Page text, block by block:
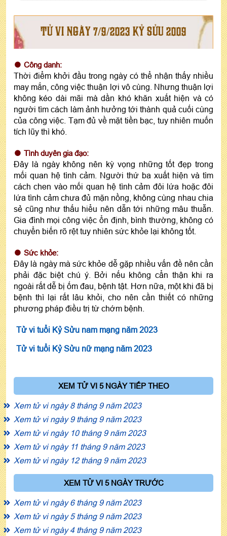
TỬ VI NGÀY 7/9/2023 KỶ SỬU 2009
Công danh:
Thời điểm khởi đầu trong ngày có thể nhận thấy nhiều
may mắn, công việc thuận lợi vô cùng. Nhưng thuận lợi
không kéo dài mãi mà dần khó khăn xuất hiện và có
người tìm cách làm ảnh hưởng tới thành quả cuối cùng
của công việc. Tạm đủ về mặt tiền bạc, tuy nhiên muốn
tích lũy thì khó.
Tình duyên gia đạo:
Đây là ngày không nên kỳ vọng những tốt đẹp trong
mối quan hệ tình cảm. Người thứ ba xuất hiện và tìm
cách chen vào mối quan hệ tình cảm đôi lứa hoặc đôi
lứa tình cảm chưa đủ mặn nồng, không cùng nhau chia
sẻ cũng như thấu hiểu nên dẫn tới những mâu thuẫn.
Gia đình mọi công việc ổn định, bình thường, không có
chuyển biến rõ rệt tuy nhiên sức khỏe lại không tốt.
Sức khỏe:
Đây là ngày mà sức khỏe dễ gặp nhiều vấn đề nên cần
phải đặc biệt chú ý. Bởi nếu không cẩn thận khi ra
ngoài rất dễ bị ốm đau, bệnh tật. Hơn nữa, một khi đã bị
bệnh thì lại rất lâu khỏi, cho nên cần thiết có những
phương pháp điều trị từ chớm bệnh.
Tử vi tuổi Kỷ Sửu nam mạng năm 2023
Tử vi tuổi Kỷ Sửu nữ mạng năm 2023
XEM TỬ VI 5 NGÀY TIẾP THEO
Xem tử vi ngày 8 tháng 9 năm 2023
Xem tử vi ngày 9 tháng 9 năm 2023
Xem tử vi ngày 10 tháng 9 năm 2023
Xem tử vi ngày 11 tháng 9 năm 2023
Xem tử vi ngày 12 tháng 9 năm 2023
XEM TỬ VI 5 NGÀY TRƯỚC
Xem tử vi ngày 6 tháng 9 năm 2023
Xem tử vi ngày 5 tháng 9 năm 2023
Xem tử vi ngày 4 tháng 9 năm 2023